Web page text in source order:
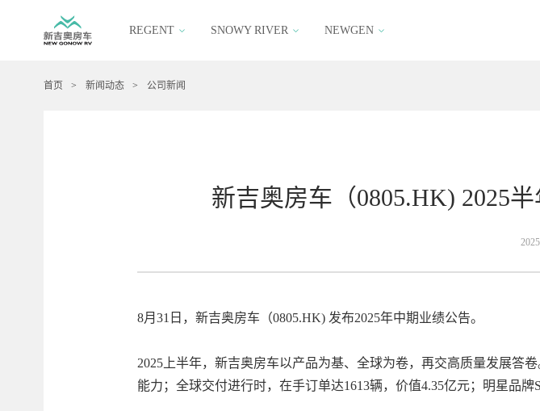
REGENT SNOWY RIVER NEWGEN
首页 > 新闻动态 > 公司新闻
新吉奥房车（0805.HK) 2025
8月31日，新吉奥房车（0805.HK) 发布2025年中期业绩公告。
2025上半年，新吉奥房车以产品为基、全球为卷，再交高质量发展答
能力；全球交付进行时，在手订单达1613辆，价值4.35亿元；明星品牌